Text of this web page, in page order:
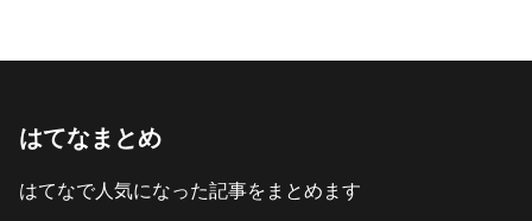
はてなまとめ
はてなで人気になった記事をまとめます